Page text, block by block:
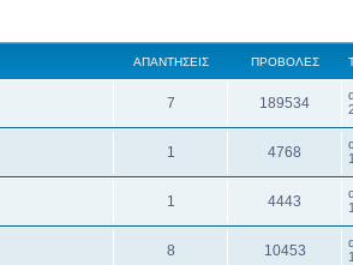
ΑΠΑΝΤΉΣΕΙΣ ΠΡΟΒΟΛΈΣ
7 189534
1 4768
1 4443
8 10453